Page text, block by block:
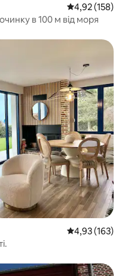
Середня
4,92 (158)
в 100 м від моря
Середня
4,93 (163)